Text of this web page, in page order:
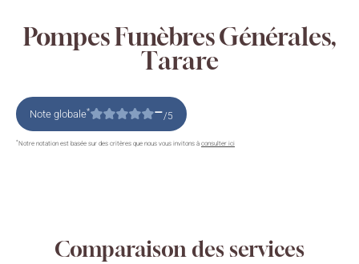
Pompes Funèbres Générales,
Tarare
Note globale* –/5
*Notre notation est basée sur des critères que nous vous invitons à consulter ici
Comparaison des services